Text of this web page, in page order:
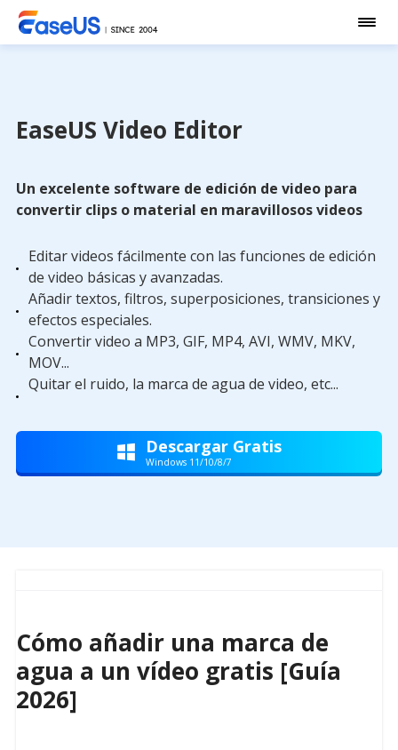
EaseUS Video Editor
Un excelente software de edición de video para
convertir clips o material en maravillosos videos
Editar videos fácilmente con las funciones de edición
de video básicas y avanzadas.
Añadir textos, filtros, superposiciones, transiciones y
efectos especiales.
Convertir video a MP3, GIF, MP4, AVI, WMV, MKV,
MOV...
Quitar el ruido, la marca de agua de video, etc...
 Descargar Gratis
Windows 11/10/8/7
Cómo añadir una marca de
agua a un vídeo gratis [Guía
2026]